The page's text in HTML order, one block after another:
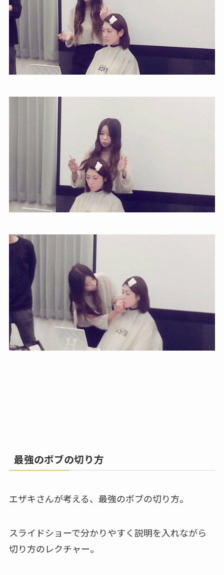
最強のボブの切り方
エザキさんが考える、最強のボブの切り方。
スライドショーで分かりやすく説明を入れながら
切り方のレクチャー。